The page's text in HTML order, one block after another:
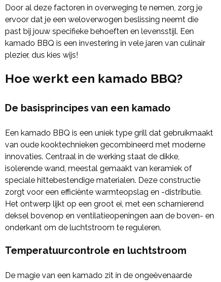
Door al deze factoren in overweging te nemen, zorg je
ervoor dat je een weloverwogen beslissing neemt die
past bij jouw specifieke behoeften en levensstijl. Een
kamado BBQ is een investering in vele jaren van culinair
plezier, dus kies wijs!
Hoe werkt een kamado BBQ?
De basisprincipes van een kamado
Een kamado BBQ is een uniek type grill dat gebruikmaakt
van oude kooktechnieken gecombineerd met moderne
innovaties. Centraal in de werking staat de dikke,
isolerende wand, meestal gemaakt van keramiek of
speciale hittebestendige materialen. Deze constructie
zorgt voor een efficiënte warmteopslag en -distributie.
Het ontwerp lijkt op een groot ei, met een scharnierend
deksel bovenop en ventilatieopeningen aan de boven- en
onderkant om de luchtstroom te reguleren.
Temperatuurcontrole en luchtstroom
De magie van een kamado zit in de ongeëvenaarde